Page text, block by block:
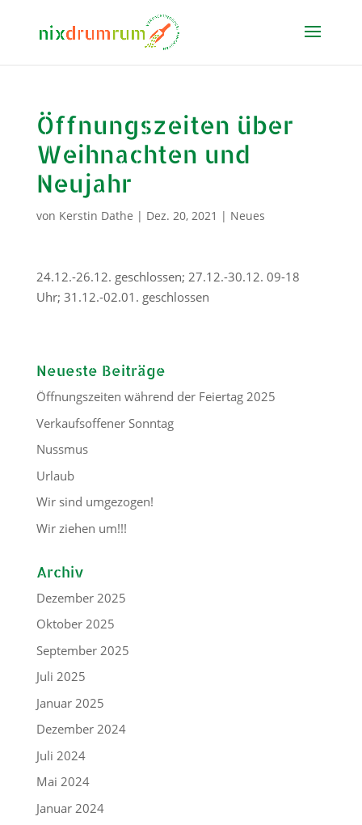
Öffnungszeiten über
Weihnachten und
Neujahr
von Kerstin Dathe | Dez. 20, 2021 | Neues
24.12.-26.12. geschlossen; 27.12.-30.12. 09-18
Uhr; 31.12.-02.01. geschlossen
Neueste Beiträge
Öffnungszeiten während der Feiertag 2025
Verkaufsoffener Sonntag
Nussmus
Urlaub
Wir sind umgezogen!
Wir ziehen um!!!
Archiv
Dezember 2025
Oktober 2025
September 2025
Juli 2025
Januar 2025
Dezember 2024
Juli 2024
Mai 2024
Januar 2024